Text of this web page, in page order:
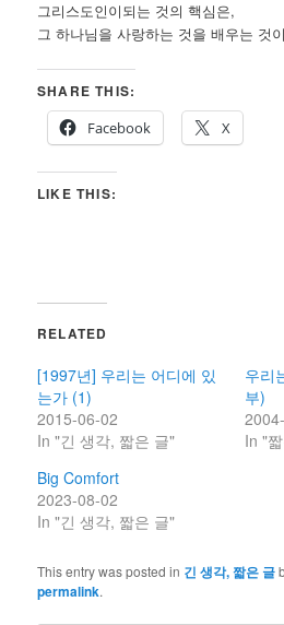
그리스도인이되는 것의 핵심은,
그 하나님을 사랑하는 것을 배우는 것
SHARE THIS:
Facebook
X
LIKE THIS:
RELATED
[1997년] 우리는 어디에 있
는가 (1)
2015-06-02
In "긴 생각, 짧은 글"
우리
부)
In "
Big Comfort
2023-08-02
In "긴 생각, 짧은 글"
This entry was posted in 긴 생각, 짧은 글
permalink.